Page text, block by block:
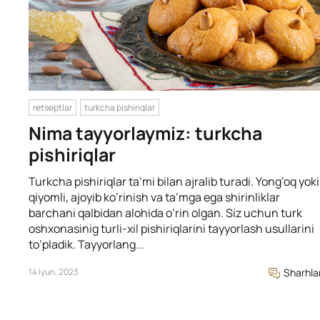
retseptlar turkcha pishiriqlar
Nima tayyorlaymiz: turkcha
pishiriqlar
Turkcha pishiriqlar ta’mi bilan ajralib turadi. Yong’oq yoki
qiyomli, ajoyib ko’rinish va ta’mga ega shirinliklar
barchani qalbidan alohida o’rin olgan. Siz uchun turk
oshxonasinig turli-xil pishiriqlarini tayyorlash usullarini
to’pladik. Tayyorlang...
14 Iyun, 2023